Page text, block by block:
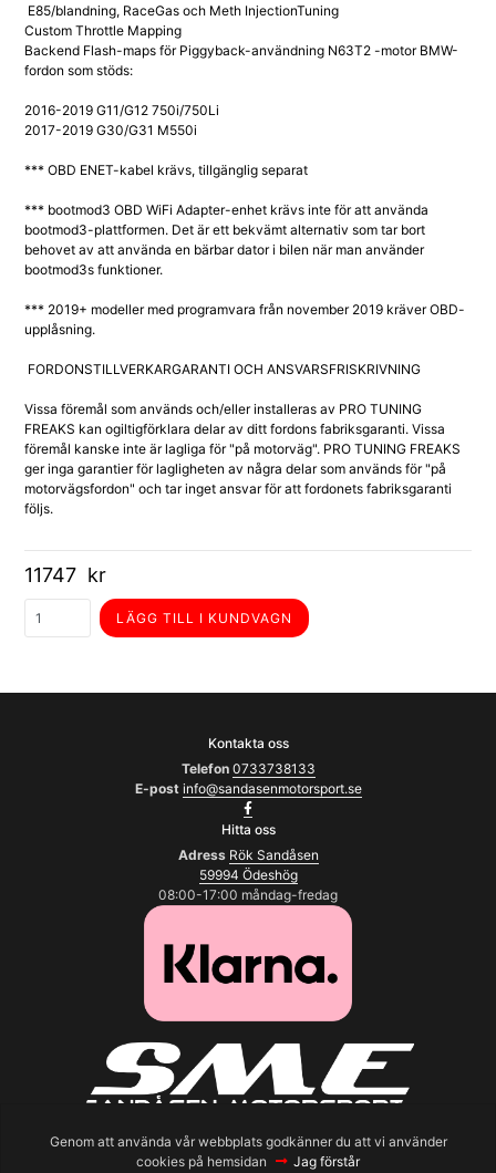
Genom att använda vår webbplats godkänner du att vi använder
cookies på hemsidan
Jag förstår
E85/blandning, RaceGas och Meth InjectionTuning
Custom Throttle Mapping
Backend Flash-maps för Piggyback-användning N63T2 -motor BMW-
fordon som stöds:
2016-2019 G11/G12 750i/750Li
2017-2019 G30/G31 M550i
*** OBD ENET-kabel krävs, tillgänglig separat
*** bootmod3 OBD WiFi Adapter-enhet krävs inte för att använda
bootmod3-plattformen. Det är ett bekvämt alternativ som tar bort
behovet av att använda en bärbar dator i bilen när man använder
bootmod3s funktioner.
*** 2019+ modeller med programvara från november 2019 kräver OBD-
upplåsning.
FORDONSTILLVERKARGARANTI OCH ANSVARSFRISKRIVNING
Vissa föremål som används och/eller installeras av PRO TUNING
FREAKS kan ogiltigförklara delar av ditt fordons fabriksgaranti. Vissa
föremål kanske inte är lagliga för "på motorväg". PRO TUNING FREAKS
ger inga garantier för lagligheten av några delar som används för "på
motorvägsfordon" och tar inget ansvar för att fordonets fabriksgaranti
följs.
11747 kr
LÄGG TILL I KUNDVAGN
Kontakta oss
Telefon 0733738133
E-post info@sandasenmotorsport.se
Hitta oss
Adress Rök Sandåsen
59994 Ödeshög
08:00-17:00 måndag-fredag
2026 Copyright © Sandåsens Motorsport